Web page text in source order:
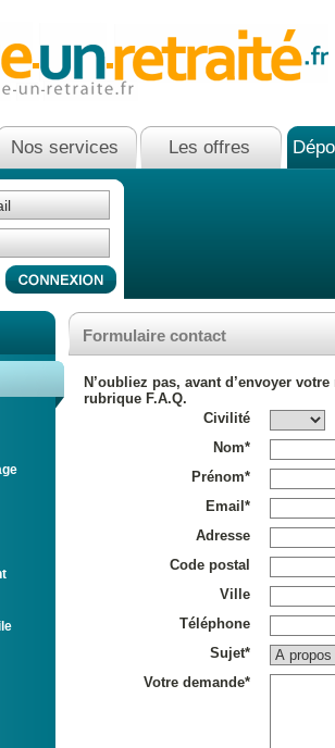
Nos services Les offres
Formulaire contact
N’oubliez pas, avant d’envoyer
rubrique F.A.Q.
Civilité
Nom*
Prénom*
Email*
Adresse
Code postal
Ville
Téléphone
Sujet*
Votre demande*